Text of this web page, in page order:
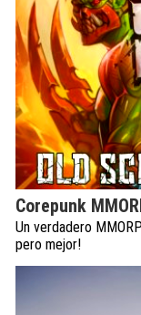
Corepunk
Un verdadero
pero mejor!